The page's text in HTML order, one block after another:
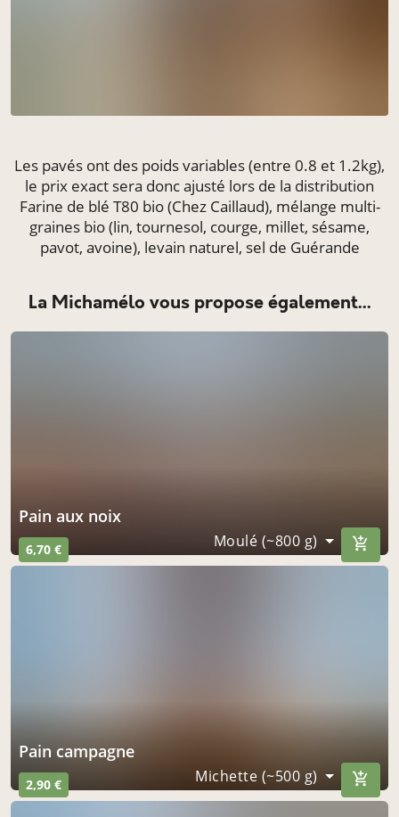
Les pavés ont des poids variables (entre 0.8 et 1.2kg),
le prix exact sera donc ajusté lors de la distribution
Farine de blé T80 bio (Chez Caillaud), mélange multi-
graines bio (lin, tournesol, courge, millet, sésame,
pavot, avoine), levain naturel, sel de Guérande
La Michamélo vous propose également...
Pain aux noix
6,70 € Moulé (~800 g)
Pain campagne
2,90 € Michette (~500 g)